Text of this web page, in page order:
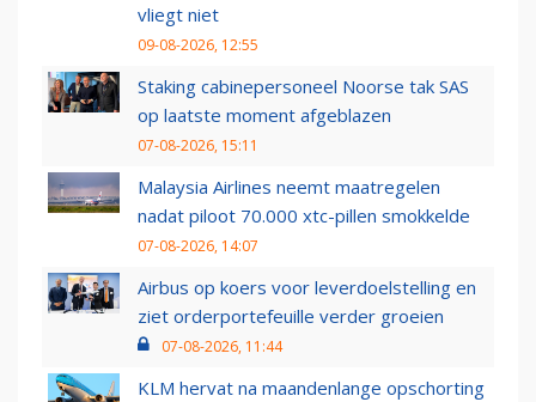
vliegt niet
09-08-2026, 12:55
Staking cabinepersoneel Noorse tak SAS
op laatste moment afgeblazen
07-08-2026, 15:11
Malaysia Airlines neemt maatregelen
nadat piloot 70.000 xtc-pillen smokkelde
07-08-2026, 14:07
Airbus op koers voor leverdoelstelling en
ziet orderportefeuille verder groeien
07-08-2026, 11:44
KLM hervat na maandenlange opschorting